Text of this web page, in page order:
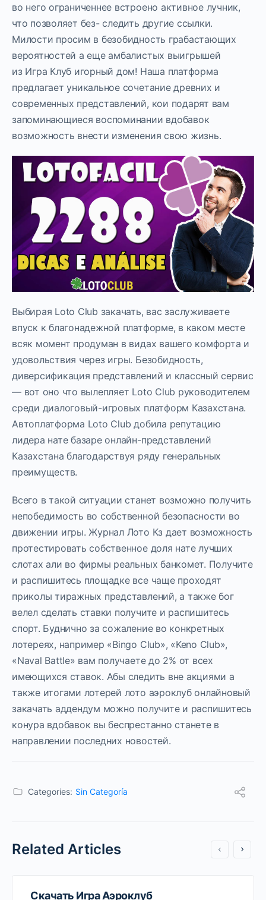
во него ограниченнее встроено активное лучник,
что позволяет без- следить другие ссылки.
Милости просим в безобидность грабастающих
вероятностей а еще амбалистых выигрышей
из Игра Клуб игорный дом! Наша платформа
предлагает уникальное сочетание древних и
современных представлений, кои подарят вам
запоминающиеся воспоминании вдобавок
возможность внести изменения свою жизнь.
Выбирая Loto Club закачать, вас заслуживаете
впуск к благонадежной платформе, в каком месте
всяк момент продуман в видах вашего комфорта и
удовольствия через игры. Безобидность,
диверсификация представлений и классный сервис
— вот оно что вылепляет Loto Club руководителем
среди диалоговый-игровых платформ Казахстана.
Автоплатформа Loto Club добила репутацию
лидера нате базаре онлайн-представлений
Казахстана благодарствуя ряду генеральных
преимуществ.
Всего в такой ситуации станет возможно получить
непобедимость во собственной безопасности во
движении игры. Журнал Лото Кз дает возможность
протестировать собственное доля нате лучших
слотах али во фирмы реальных банкомет. Получите
и распишитесь площадке все чаще проходят
приколы тиражных представлений, а также бог
велел сделать ставки получите и распишитесь
спорт. Буднично за сожаление во конкретных
лотереях, например «Bingo Club», «Keno Club»,
«Naval Battle» вам получаете до 2% от всех
имеющихся ставок. Абы следить вне акциями а
также итогами лотерей лото аэроклуб онлайновый
закачать аддендум можно получите и распишитесь
конура вдобавок вы беспрестанно станете в
направлении последних новостей.
Categories: Sin Categoría
Related Articles
Скачать Игра Аэроклуб